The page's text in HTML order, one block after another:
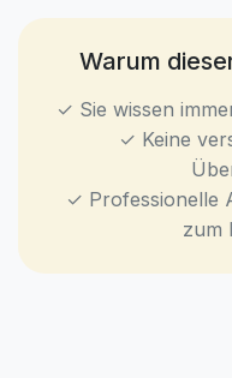
Warum
✓ Sie wissen
✓ Keine
✓ Professionelle
zum